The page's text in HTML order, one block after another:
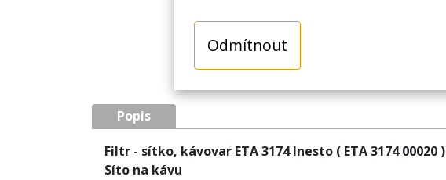
Odmítnout
Popis
Filtr - sítko, kávovar ETA 3174 Inesto ( ETA 3174 00020 )
Síto na kávu